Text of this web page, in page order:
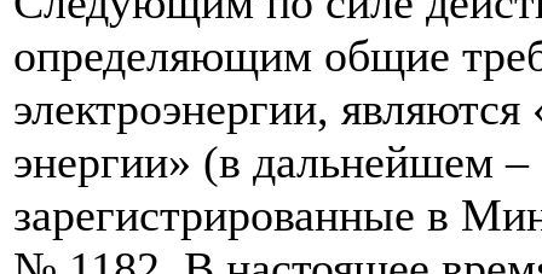
определяющим общие
электроэнергии,
энергии» (в дальнейшем
зарегистрированные в